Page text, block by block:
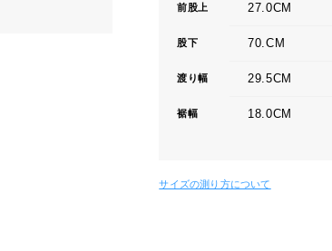
前股上 27.0CM
股下 70.CM
渡り幅 29.5CM
裾幅 18.0CM
サイズの測り方について